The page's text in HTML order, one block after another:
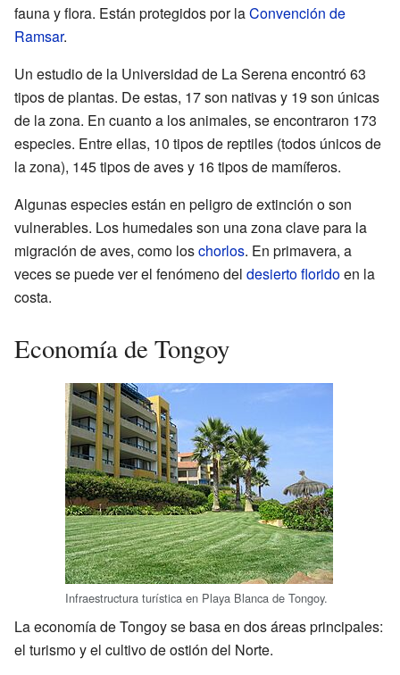
fauna y flora. Están protegidos por laConvención de
Ramsar.
Un estudio de la Universidad de La Serena encontró 63
tipos de plantas. De estas, 17 son nativas y 19 son únicas
de la zona. En cuanto a los animales, se encontraron 173
especies. Entre ellas, 10 tipos de reptiles (todos únicos de
la zona), 145 tipos de aves y 16 tipos de mamíferos.
Algunas especies están en peligro de extinción o son
vulnerables. Los humedales son una zona clave para la
migración de aves, como loschorlos. En primavera, a
veces se puede ver el fenómeno del desierto floridoen la
costa.
Economía de Tongoy
Infraestructura turística en Playa Blanca de Tongoy.
La economía de Tongoy se basa en dos áreas principales:
el turismo y el cultivo de ostión del Norte.